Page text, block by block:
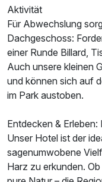
Aktivität
Für Abwechslung
Dachgeschoss:
einer Runde Billard,
Auch unsere kleinen
und können sich auf
im Park austoben.
Entdecken &
Unser Hotel ist der
sagenumwobene
Harz zu erkunden.